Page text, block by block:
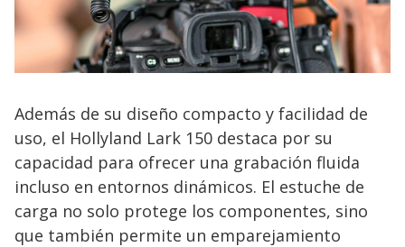
Además de su diseño compacto y facilidad de
uso, el Hollyland Lark 150 destaca por su
capacidad para ofrecer una grabación fluida
incluso en entornos dinámicos. El estuche de
carga no solo protege los componentes, sino
que también permite un emparejamiento